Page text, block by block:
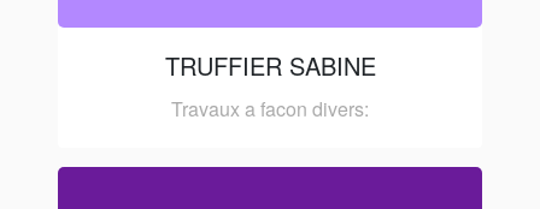
TRUFFIER SABINE
Travaux a facon divers: